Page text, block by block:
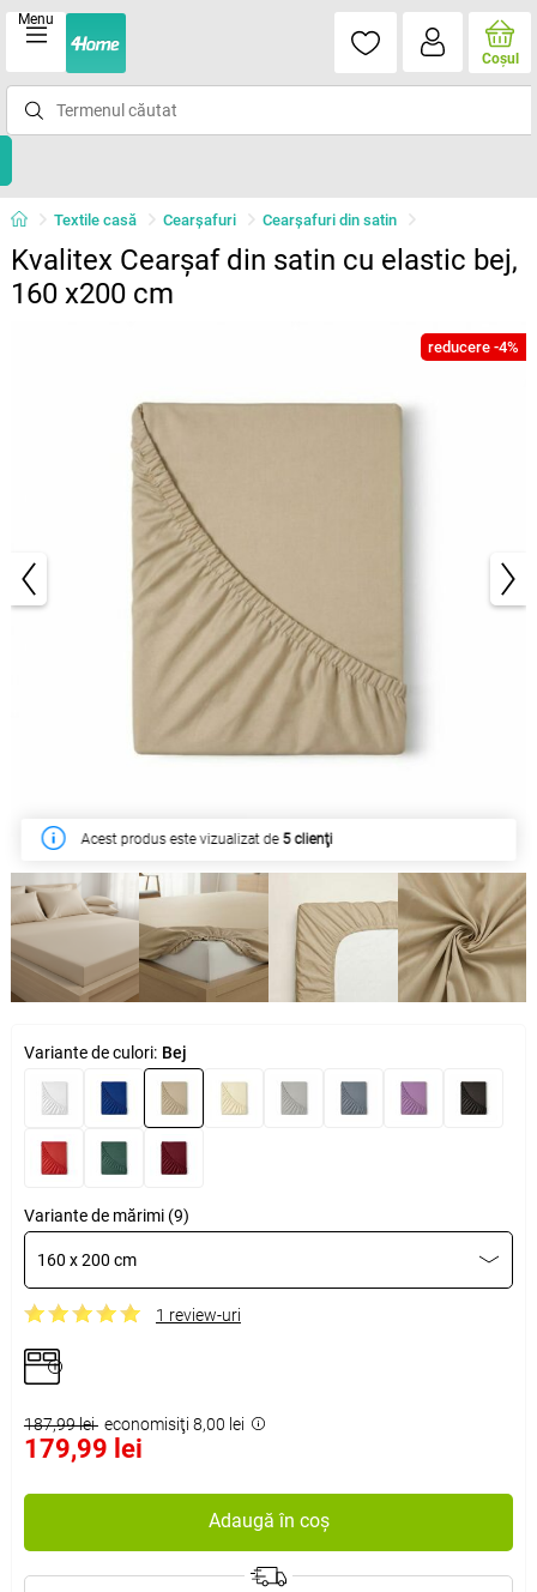
Menu
Coşul
Textile casă Cearșafuri Cearșafuri din satin
Kvalitex Cearșaf din satin cu elastic bej,
160 x200 cm
reducere -4%
Acest produs este vizualizat de 5 clienţi
În săptămâna acesta a fost cumpărat de
Variante de culori: Bej
Variante de mărimi (9)
160 x 200 cm
1 review-uri
187,99 lei economisiţi 8,00 lei
179,99 lei
Adaugă în coș